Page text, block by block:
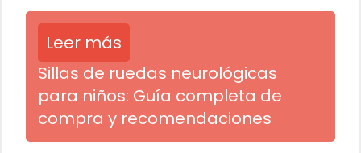
Leer más
Sillas de ruedas neurológicas
para niños: Guía completa de
compra y recomendaciones